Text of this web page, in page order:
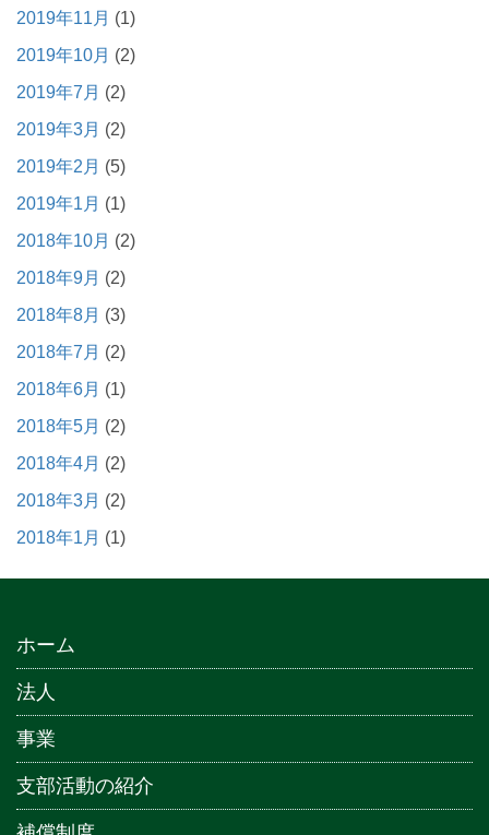
2019年11月 (1)
2019年10月 (2)
2019年7月 (2)
2019年3月 (2)
2019年2月 (5)
2019年1月 (1)
2018年10月 (2)
2018年9月 (2)
2018年8月 (3)
2018年7月 (2)
2018年6月 (1)
2018年5月 (2)
2018年4月 (2)
2018年3月 (2)
2018年1月 (1)
ホーム
法人
事業
支部活動の紹介